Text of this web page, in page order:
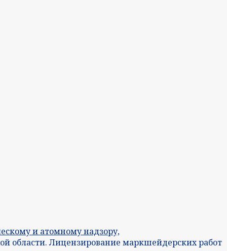
и атомному надзору,
области. Лицензирование маркшейдерских работ